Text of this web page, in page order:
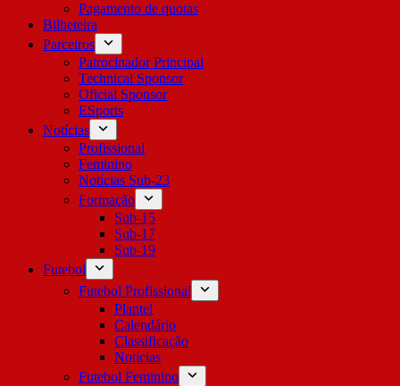
Pagamento de quotas
Bilheteira
Parceiros
Patrocinador Principal
Technical Sponsor
Oficial Sponsor
ESports
Notícias
Profissional
Feminino
Notícias Sub-23
Formação
Sub-15
Sub-17
Sub-19
Futebol
Futebol Profissional
Plantel
Calendário
Classificação
Notícias
Futebol Feminino